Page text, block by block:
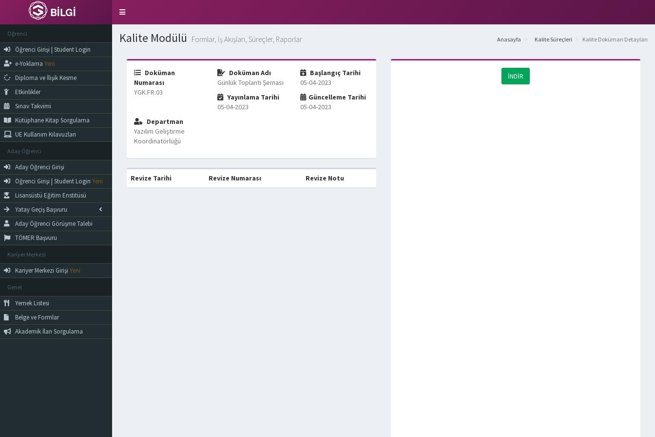
BİLGİ
Toggle
Öğrenci
Öğrenci Girişi | Student Login
e-Yoklama Yeni
Diploma ve İlişik Kesme
Etkinlikler
Sınav Takvimi
Kütüphane Kitap Sorgulama
UE Kullanım Kılavuzları
Aday Öğrenci
Aday Öğrenci Girişi
Öğrenci Girişi | Student Login Yeni
Lisansüstü Eğitim Enstitüsü
Yatay Geçiş Başvuru
Aday Öğrenci Görüşme Talebi
TÖMER Başvuru
Kariyer Merkezi
Kariyer Merkezi Girişi Yeni
Genel
Yemek Listesi
Belge ve Formlar
Akademik İlan Sorgulama
Kalite Modülü Formlar, İş Akışları, Süreçler, Raporlar Anasayfa Kalite Süreçleri Kalite Doküman Detayları
Doküman
Numarası
YGK.FR.03
Doküman Adı
Günlük Toplantı Şeması
Başlangıç Tarihi
05-04-2023
Yayınlama Tarihi
05-04-2023
Güncelleme Tarihi
05-04-2023
Departman
Yazılım Geliştirme
Koordinatörlüğü
Revize Tarihi Revize Numarası Revize Notu
İNDİR